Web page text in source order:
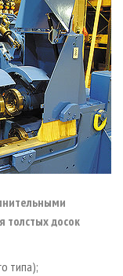
толстых досок
типа);